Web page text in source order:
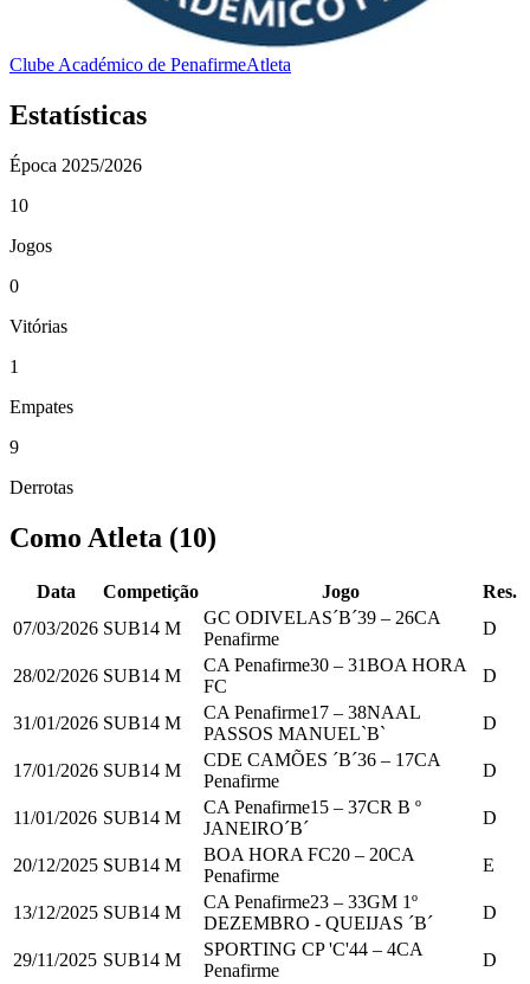
Clube Académico de PenafirmeAtleta
Estatísticas
Época 2025/2026
10
Jogos
0
Vitórias
1
Empates
9
Derrotas
Como Atleta (10)
Data Competição Jogo
Res.
07/03/2026 SUB14 M
GC ODIVELAS´B´39 – 26CA
Penafirme
D
28/02/2026 SUB14 M
CA Penafirme30 – 31BOA HORA
FC
D
31/01/2026 SUB14 M
CA Penafirme17 – 38NAAL
PASSOS MANUEL`B`
D
17/01/2026 SUB14 M
CDE CAMÕES ´B´36 – 17CA
Penafirme
D
11/01/2026 SUB14 M
CA Penafirme15 – 37CR B º
JANEIRO´B´
D
20/12/2025 SUB14 M
BOA HORA FC20 – 20CA
Penafirme
E
13/12/2025 SUB14 M
CA Penafirme23 – 33GM 1º
DEZEMBRO - QUEIJAS ´B´
D
29/11/2025 SUB14 M
SPORTING CP 'C'44 – 4CA
Penafirme
D